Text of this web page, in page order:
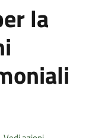
la